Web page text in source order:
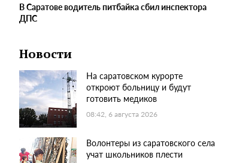
В Саратове водитель питбайка сбил инспектора
ДПС
Новости
На саратовском курорте
откроют больницу и будут
готовить медиков
08:42, 6 августа 2026
Волонтеры из саратовского села
учат школьников плести